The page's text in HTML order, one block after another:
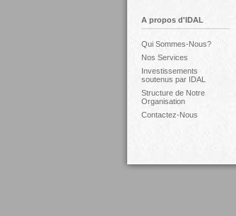
A propos d'IDAL
Qui Sommes-Nous?
Nos Services
Investissements
soutenus par IDAL
Structure de Notre
Organisation
Contactez-Nous